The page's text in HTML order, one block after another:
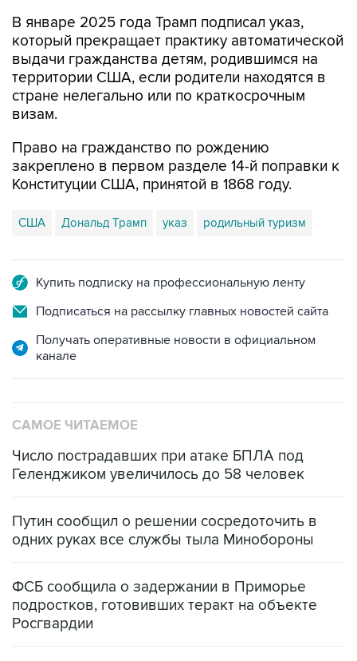
В январе 2025 года Трамп подписал указ,
который прекращает практику автоматической
выдачи гражданства детям, родившимся на
территории США, если родители находятся в
стране нелегально или по краткосрочным
визам.
Право на гражданство по рождению
закреплено в первом разделе 14-й поправки к
Конституции США, принятой в 1868 году.
США Дональд Трамп указ родильный туризм
Купить подписку на профессиональную ленту
Подписаться на рассылку главных новостей сайта
Получать оперативные новости в официальном
канале
САМОЕ ЧИТАЕМОЕ
Число пострадавших при атаке БПЛА под
Геленджиком увеличилось до 58 человек
Путин сообщил о решении сосредоточить в
одних руках все службы тыла Минобороны
ФСБ сообщила о задержании в Приморье
подростков, готовивших теракт на объекте
Росгвардии